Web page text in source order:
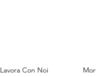
Lavora Con Noi